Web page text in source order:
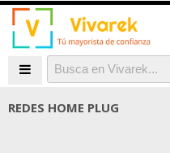
REDES HOME PLUG